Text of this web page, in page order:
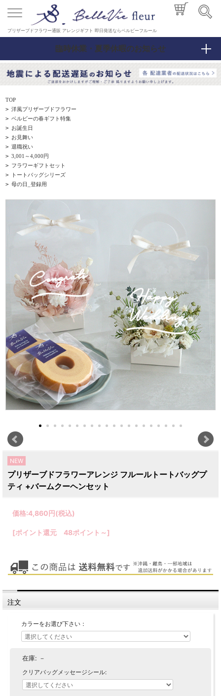
プリザーブドフラワー通販 アレンジギフト 即日発送ならベルビーフルール
臨時休業・夏季休暇のお知らせ
TOP
> 洋風プリザーブドフラワー
> ベルビーの春ギフト特集
> お誕生日
> お見舞い
> 退職祝い
> 3,001～4,000円
> フラワーギフトセット
> トートバッグシリーズ
> 母の日_登録用
NEW
プリザーブドフラワーアレンジ フルールトートバッグプ
ティ +バームクーヘンセット
価格:4,860円(税込)
[ポイント還元 48ポイント～]
注文
カラーをお選び下さい：
在庫: －
クリアバッグメッセージシール: